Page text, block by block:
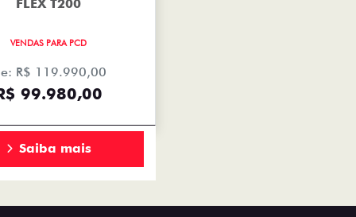
FLEX T200
VENDAS PARA PCD
R$ 119.990,00
99.980,00
Saiba mais